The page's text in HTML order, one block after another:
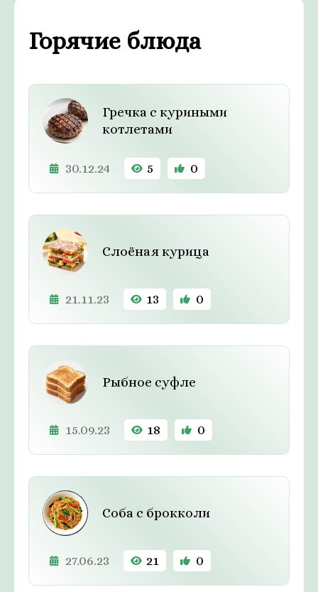
Горячие блюда
Гречка с куриными
котлетами
30.12.24 5 0
Слоёная курица
21.11.23 13 0
Рыбное суфле
15.09.23 18 0
Соба с брокколи
27.06.23 21 0